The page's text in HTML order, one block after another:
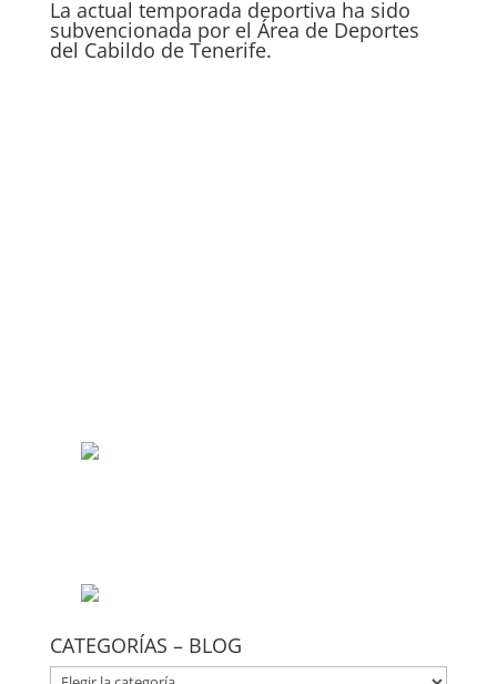
La actual temporada deportiva ha sido
subvencionada por el Área de Deportes
del Cabildo de Tenerife.
CATEGORÍAS – BLOG
CATEGORÍAS